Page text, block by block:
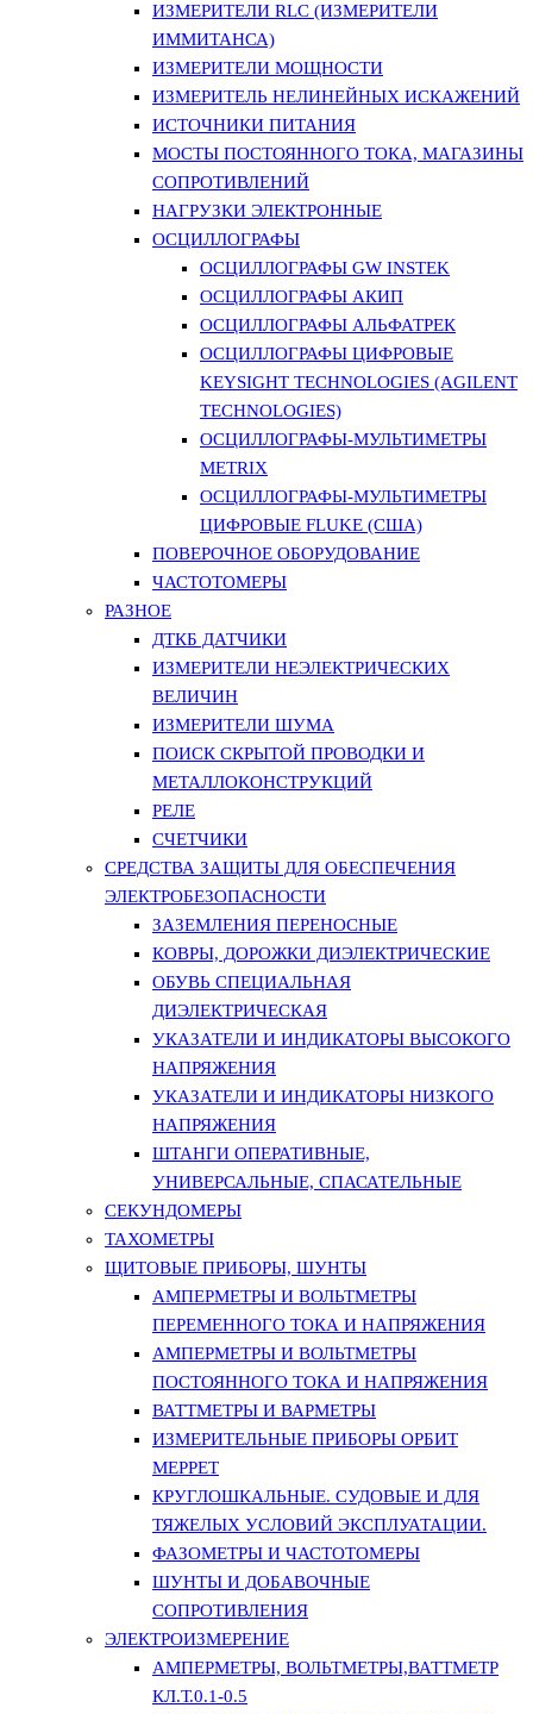
ИЗМЕРИТЕЛИ RLC (ИЗМЕРИТЕЛИ
ИММИТАНСА)
ИЗМЕРИТЕЛИ МОЩНОСТИ
ИЗМЕРИТЕЛЬ НЕЛИНЕЙНЫХ ИСКАЖЕНИЙ
ИСТОЧНИКИ ПИТАНИЯ
МОСТЫ ПОСТОЯННОГО ТОКА, МАГАЗИНЫ
СОПРОТИВЛЕНИЙ
НАГРУЗКИ ЭЛЕКТРОННЫЕ
ОСЦИЛЛОГРАФЫ
ОСЦИЛЛОГРАФЫ GW INSTEK
ОСЦИЛЛОГРАФЫ АКИП
ОСЦИЛЛОГРАФЫ АЛЬФАТРЕК
ОСЦИЛЛОГРАФЫ ЦИФРОВЫЕ
KEYSIGHT TECHNOLOGIES (AGILENT
TECHNOLOGIES)
ОСЦИЛЛОГРАФЫ-МУЛЬТИМЕТРЫ
METRIX
ОСЦИЛЛОГРАФЫ-МУЛЬТИМЕТРЫ
ЦИФРОВЫЕ FLUKE (США)
ПОВЕРОЧНОЕ ОБОРУДОВАНИЕ
ЧАСТОТОМЕРЫ
РАЗНОЕ
ДТКБ ДАТЧИКИ
ИЗМЕРИТЕЛИ НЕЭЛЕКТРИЧЕСКИХ
ВЕЛИЧИН
ИЗМЕРИТЕЛИ ШУМА
ПОИСК СКРЫТОЙ ПРОВОДКИ И
МЕТАЛЛОКОНСТРУКЦИЙ
РЕЛЕ
СЧЕТЧИКИ
СРЕДСТВА ЗАЩИТЫ ДЛЯ ОБЕСПЕЧЕНИЯ
ЭЛЕКТРОБЕЗОПАСНОСТИ
ЗАЗЕМЛЕНИЯ ПЕРЕНОСНЫЕ
КОВРЫ, ДОРОЖКИ ДИЭЛЕКТРИЧЕСКИЕ
ОБУВЬ СПЕЦИАЛЬНАЯ
ДИЭЛЕКТРИЧЕСКАЯ
УКАЗАТЕЛИ И ИНДИКАТОРЫ ВЫСОКОГО
НАПРЯЖЕНИЯ
УКАЗАТЕЛИ И ИНДИКАТОРЫ НИЗКОГО
НАПРЯЖЕНИЯ
ШТАНГИ ОПЕРАТИВНЫЕ,
УНИВЕРСАЛЬНЫЕ, СПАСАТЕЛЬНЫЕ
СЕКУНДОМЕРЫ
ТАХОМЕТРЫ
ЩИТОВЫЕ ПРИБОРЫ, ШУНТЫ
АМПЕРМЕТРЫ И ВОЛЬТМЕТРЫ
ПЕРЕМЕННОГО ТОКА И НАПРЯЖЕНИЯ
АМПЕРМЕТРЫ И ВОЛЬТМЕТРЫ
ПОСТОЯННОГО ТОКА И НАПРЯЖЕНИЯ
ВАТТМЕТРЫ И ВАРМЕТРЫ
ИЗМЕРИТЕЛЬНЫЕ ПРИБОРЫ ОРБИТ
МЕРРЕТ
КРУГЛОШКАЛЬНЫЕ. СУДОВЫЕ И ДЛЯ
ТЯЖЕЛЫХ УСЛОВИЙ ЭКСПЛУАТАЦИИ.
ФАЗОМЕТРЫ И ЧАСТОТОМЕРЫ
ШУНТЫ И ДОБАВОЧНЫЕ
СОПРОТИВЛЕНИЯ
ЭЛЕКТРОИЗМЕРЕНИЕ
АМПЕРМЕТРЫ, ВОЛЬТМЕТРЫ,ВАТТМЕТР
КЛ.Т.0.1-0.5